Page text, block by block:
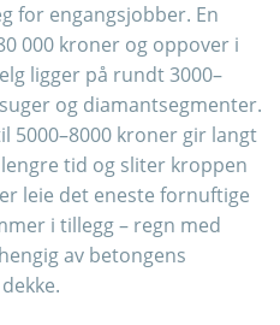
for engangsjobber. En
000 kroner og oppover i
ligger på rundt 3000–
og diamantsegmenter.
5000–8000 kroner gir langt
tid og sliter kroppen
leie det eneste fornuftige
i tillegg – regn med
av betongens